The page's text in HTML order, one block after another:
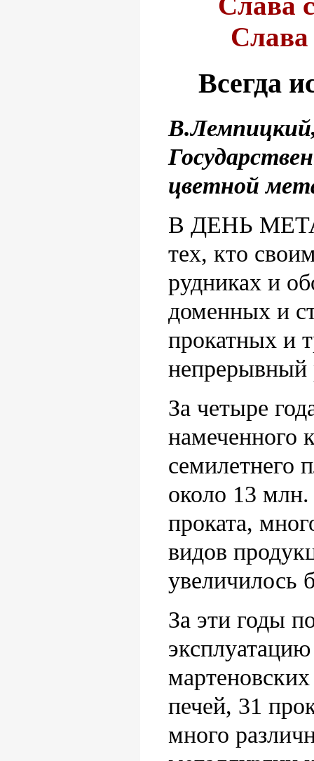
Слава
Всегда
цветной
В ДЕНЬ
тех, кто
рудниках и
доменных и
прокатных и
непрерывный
За четыре
намеченного
семилетнего
около 13
проката,
видов
увеличилось
За эти годы
печей, 31
много